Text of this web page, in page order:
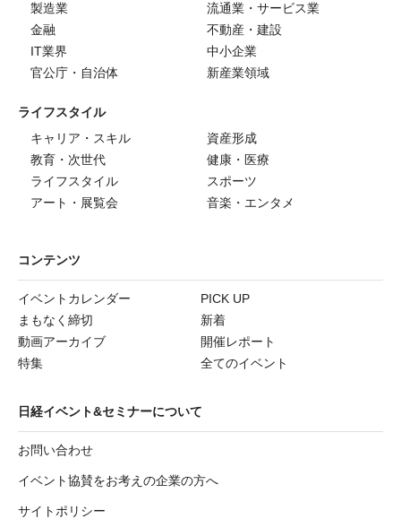
製造業
流通業・サービス業
金融
不動産・建設
IT業界
中小企業
官公庁・自治体
新産業領域
ライフスタイル
キャリア・スキル
資産形成
教育・次世代
健康・医療
ライフスタイル
スポーツ
アート・展覧会
音楽・エンタメ
コンテンツ
イベントカレンダー
PICK UP
まもなく締切
新着
動画アーカイブ
開催レポート
特集
全てのイベント
日経イベント&セミナーについて
お問い合わせ
イベント協賛をお考えの企業の方へ
サイトポリシー